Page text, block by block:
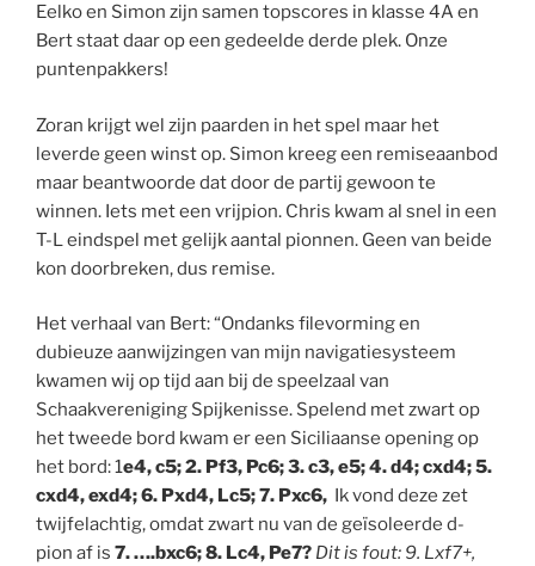
Eelko en Simon zijn samen topscores in klasse 4A en
Bert staat daar op een gedeelde derde plek. Onze
puntenpakkers!
Zoran krijgt wel zijn paarden in het spel maar het
leverde geen winst op. Simon kreeg een remiseaanbod
maar beantwoorde dat door de partij gewoon te
winnen. Iets met een vrijpion. Chris kwam al snel in een
T-L eindspel met gelijk aantal pionnen. Geen van beide
kon doorbreken, dus remise.
Het verhaal van Bert: “Ondanks filevorming en
dubieuze aanwijzingen van mijn navigatiesysteem
kwamen wij op tijd aan bij de speelzaal van
Schaakvereniging Spijkenisse. Spelend met zwart op
het tweede bord kwam er een Siciliaanse opening op
het bord: 1e4, c5; 2. Pf3, Pc6; 3. c3, e5; 4. d4; cxd4; 5.
cxd4, exd4; 6. Pxd4, Lc5; 7. Pxc6, Ik vond deze zet
twijfelachtig, omdat zwart nu van de geïsoleerde d-
pion af is 7. ….bxc6; 8. Lc4, Pe7? Dit is fout: 9. Lxf7+,